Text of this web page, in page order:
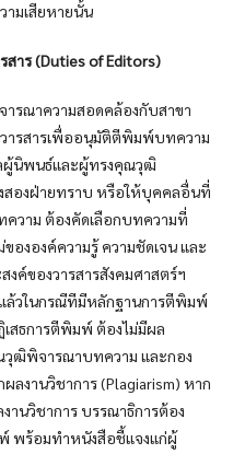
มเสียหายนั้น
สาร (Duties of Editors)
ณาความสอดคล้องกับสาขา
ารสารเพื่ออนุมัติตีพิมพ์บทความ
ลผู้นิพนธ์และผู้ทรงคุณวุฒิ
องฝ่ายทราบ หรือให้บุคคลอื่นที่
ความ ต้องคัดเลือกบทความที่
ององค์ความรู้ ความชัดเจน และ
ค์ของวารสารสังคมศาสตร์ฯ
วในกรณีทีมีหลักฐานการตีพิมพ์
สธการตีพิมพ์ ต้องไม่มีผล
ฒิพิจารณาบทความ และกอง
ลงานวิชาการ (Plagiarism) หาก
นวิชาการ บรรณาธิการต้อง
พร้อมทำหนังสือชี้แจงแก่ผู้